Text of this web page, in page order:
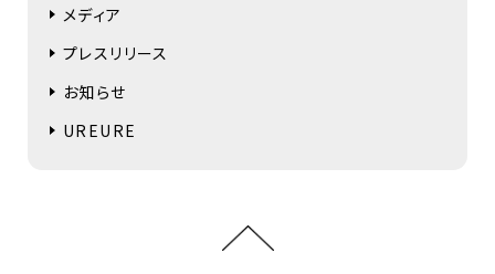
メディア
プレスリリース
お知らせ
UREURE